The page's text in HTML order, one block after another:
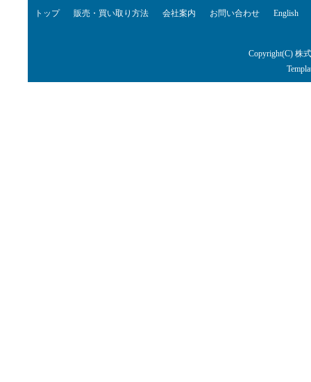
トップ 販売・買い取り方法 会社案内 お問い合わせ English
Copyright(C) 株